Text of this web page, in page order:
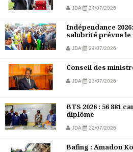
JDA 24/07/2026
Indépendance
salubrité prévue le
JDA 24/07/2026
Conseil des
JDA 23/07/2026
BTS 2026 : 56 881
diplôme
JDA 22/07/2026
Bafing : Amadou